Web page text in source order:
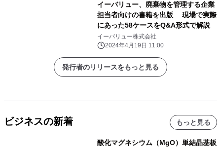
イーバリュー、廃棄物を管理する企業
担当者向けの書籍を出版 現場で実際
にあった58ケースをQ&A形式で解説
イーバリュー株式会社
2024年4月19日 11:00
発行者のリリースをもっと見る
ビジネスの新着 もっと見る
酸化マグネシウム（MgO）単結晶基板